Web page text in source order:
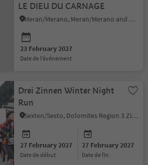
LE DIEU DU CARNAGE
Meran/Merano, Meran/Merano and environs
23 February 2027
date de l’événement
Drei Zinnen Winter Night
Run
Sexten/Sesto, Dolomites Region 3 Zinnen
27 February 2027
date de début
27 February 2027
date de fin